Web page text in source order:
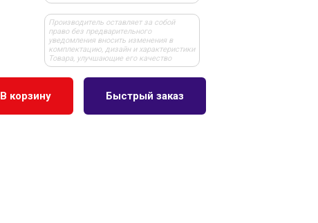
Производитель оставляет за собой
право без предварительного
уведомления вносить изменения в
комплектацию, дизайн и характеристики
Товара, улучшающие его качество
В корзину Быстрый заказ